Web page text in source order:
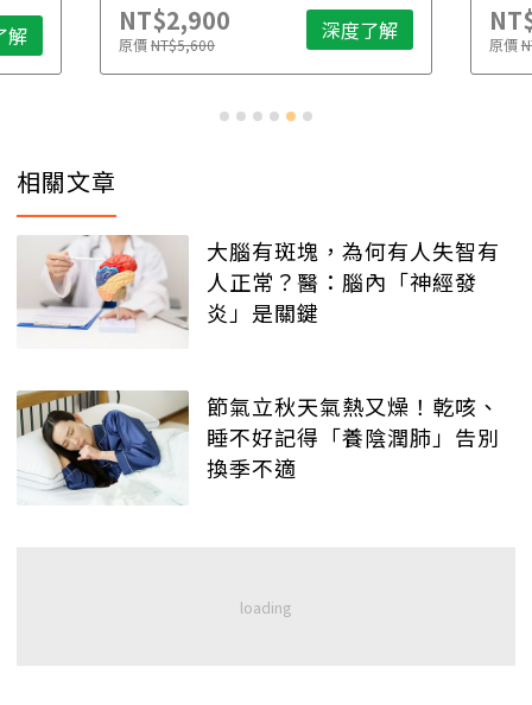
解 NT$2,900
原價NT$5,600 深度了解 原價
相關文章
大腦有斑塊，為何有人失智有
人正常？醫：腦內「神經發
炎」是關鍵
節氣立秋天氣熱又燥！乾咳、
睡不好記得「養陰潤肺」告別
換季不適